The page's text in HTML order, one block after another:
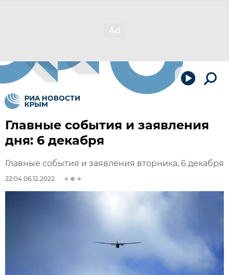
Главные события и заявления
дня: 6 декабря
Главные события и заявления вторника, 6 декабря
22:04 06.12.2022